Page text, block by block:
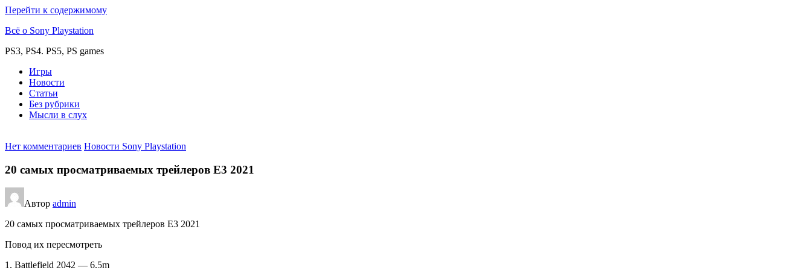
Перейти к содержимому
Всё о Sony Playstation
PS3, PS4. PS5, PS games
Игры
Новости
Статьи
Без рубрики
Мысли в слух
Нет комментариев Новости Sony Playstation
20 самых просматриваемых трейлеров E3 2021
Автор admin
20 самых просматриваемых трейлеров E3 2021
Повод их пересмотреть
1. Battlefield 2042 — 6.5m